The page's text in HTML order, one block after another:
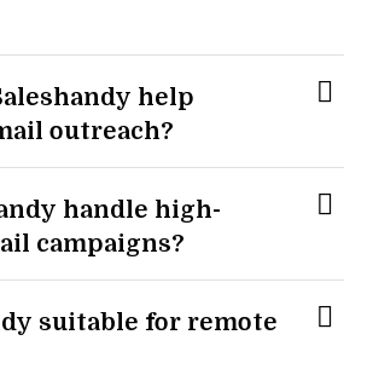
help
outreach?
handle high-
campaigns?
suitable for remote